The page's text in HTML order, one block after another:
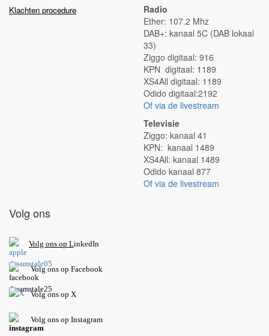
Klachten procedure
Radio
Ether: 107.2 Mhz
DAB+: kanaal 5C (DAB lokaal
33)
Ziggo digitaal: 916
KPN digitaal: 1189
XS4All digitaal: 1189
Odido digitaal:2192
Of via de livestream
Televisie
Ziggo: kanaal 41
KPN: kanaal 1489
XS4All: kanaal 1489
Odido kanaal 877
Of via de livestream
Volg ons
Volg ons op LinkedIn
Volg ons op Facebook
Volg ons op X
Volg ons op Instagram